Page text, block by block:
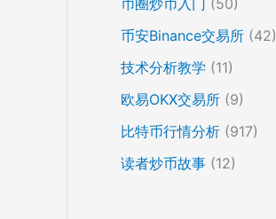
币安Binance交易所 (42)
技术分析教学 (11)
欧易OKX交易所 (9)
比特币行情分析 (917)
读者炒币故事 (12)